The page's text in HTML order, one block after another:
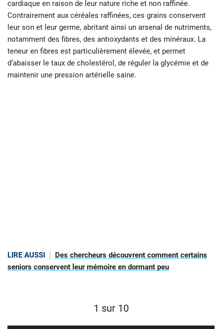
cardiaque en raison de leur nature riche et non raffinée.
Contrairement aux céréales raffinées, ces grains conservent
leur son et leur germe, abritant ainsi un arsenal de nutriments,
notamment des fibres, des antioxydants et des minéraux. La
teneur en fibres est particulièrement élevée, et permet
d’abaisser le taux de cholestérol, de réguler la glycémie et de
maintenir une pression artérielle saine.
LIRE AUSSI
Des chercheurs découvrent comment certains
seniors conservent leur mémoire en dormant peu
1 sur 10